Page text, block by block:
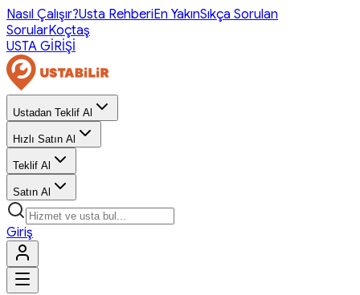
Nasıl Çalışır?Usta RehberiEn YakınSıkça Sorulan
SorularKoçtaş
USTA GİRİŞİ
Ustadan Teklif Al
Hızlı Satın Al
Teklif Al
Satın Al
Giriş